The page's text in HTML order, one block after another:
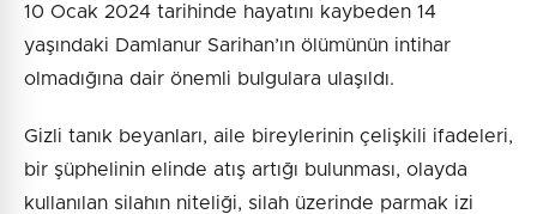
10 Ocak 2024 tarihinde hayatını kaybeden 14
yaşındaki Damlanur Sarihan’ın ölümünün intihar
olmadığına dair önemli bulgulara ulaşıldı.
Gizli tanık beyanları, aile bireylerinin çelişkili ifadeleri,
bir şüphelinin elinde atış artığı bulunması, olayda
kullanılan silahın niteliği, silah üzerinde parmak izi